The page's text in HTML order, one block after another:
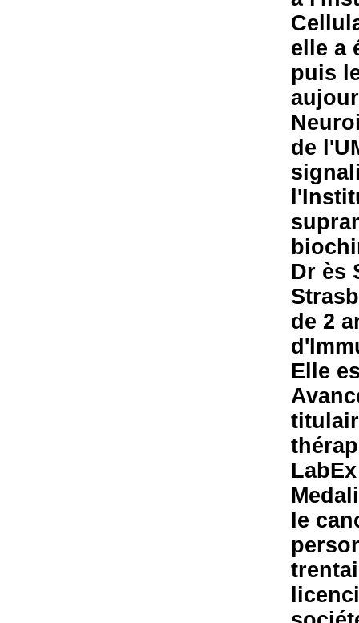
elle a
puis
de
Dr ès
de 2
Elle
le